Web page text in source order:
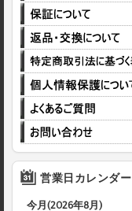
営業日カレンダー
今月(2026年8月)